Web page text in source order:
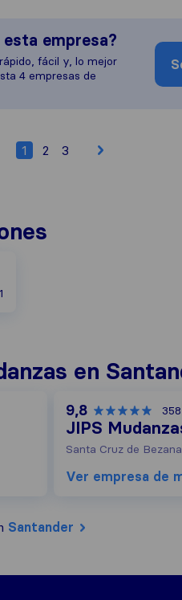
empresa?
fácil y, lo mejor
4 empresas de
1 2 3
en
9,8 358
JIPS
Santa Cruz de Bezana
Ver empresa de
Santander